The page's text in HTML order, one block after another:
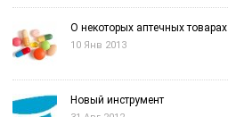
О некоторых аптечных товарах
10 Янв 2013
Новый инструмент